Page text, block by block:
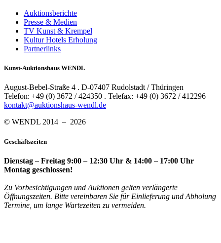
Auktionsberichte
Presse & Medien
TV Kunst & Krempel
Kultur Hotels Erholung
Partnerlinks
Kunst-Auktionshaus WENDL
August-Bebel-Straße 4 . D-07407 Rudolstadt / Thüringen
Telefon: +49 (0) 3672 / 424350 . Telefax: +49 (0) 3672 / 412296
kontakt@auktionshaus-wendl.de
© WENDL 2014 – 2026
Geschäftszeiten
Dienstag – Freitag 9:00 – 12:30 Uhr & 14:00 – 17:00 Uhr
Montag geschlossen!
Zu Vorbesichtigungen und Auktionen gelten verlängerte
Öffnungszeiten. Bitte vereinbaren Sie für Einlieferung und Abholung
Termine, um lange Wartezeiten zu vermeiden.